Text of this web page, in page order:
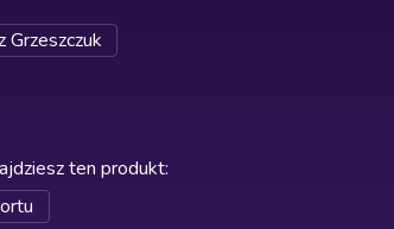
Grzeszczuk
ten produkt: